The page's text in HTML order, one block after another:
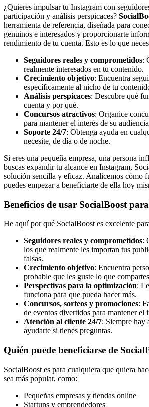
¿Quieres impulsar tu Instagram con
participación y análisis perspicaces?
herramienta de referencia, diseñada para
genuinos e interesados y proporcionarte
rendimiento de tu cuenta. Esto es lo que
Seguidores reales y comprometidos:
realmente interesados en tu contenido.
Crecimiento objetivo: Encuentra
específicamente al nicho de tu
Análisis perspicaces: Descubre qué
cuenta y por qué.
Concursos atractivos: Organice
para mantener el interés de su
Soporte 24/7: Obtenga ayuda en
necesite, de día o de noche.
Si eres una pequeña empresa, una persona
buscas expandir tu alcance en Instagram,
solución sencilla y eficaz. Analicemos cómo
puedes empezar a beneficiarte de ella hoy
Beneficios de usar SocialBoost
He aquí por qué SocialBoost es excelente
Seguidores reales y comprometidos:
los que realmente les importan tus
falsas.
Crecimiento objetivo: Encuentra
probable que les guste lo que
Perspectivas para la optimización:
funciona para que pueda hacer más.
Concursos, sorteos y promociones:
de eventos divertidos para mantener el
Atención al cliente 24/7: Siempre hay
ayudarte si tienes preguntas.
Quién puede beneficiarse de
SocialBoost es para cualquiera que quiera
sea más popular, como:
Pequeñas empresas y tiendas online
Startups y emprendedores